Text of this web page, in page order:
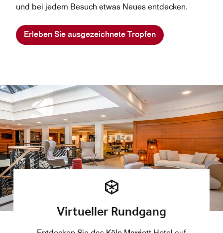
und bei jedem Besuch etwas Neues entdecken.
Erleben Sie ausgezeichnete Tropfen
Virtueller Rundgang